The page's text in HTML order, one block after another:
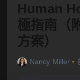
Human
極指南（
方案）
Nancy Miller